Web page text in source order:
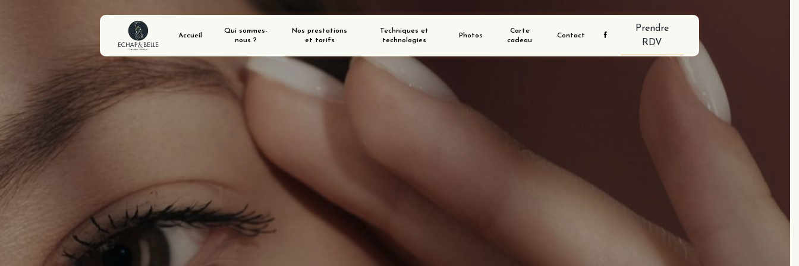
Accueil
Qui sommes-
nous ?
Nos prestations
et tarifs
Techniques et
technologies
Photos
Carte
cadeau
Contact
Prendre
RDV